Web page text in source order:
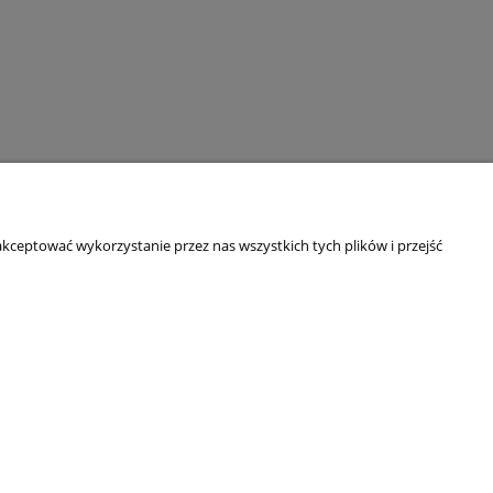
wykorzystanie przez nas wszystkich tych plików i przejść